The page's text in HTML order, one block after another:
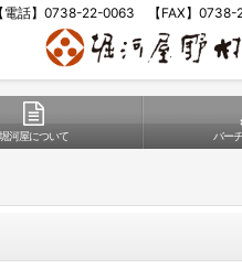
話】0738-22-0063 【FAX】0738-
堀河屋について バー